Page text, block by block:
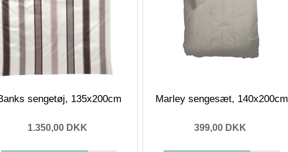
sengetøj, 135x200cm
1.350,00 DKK
Marley sengesæt, 140x200cm
399,00 DKK